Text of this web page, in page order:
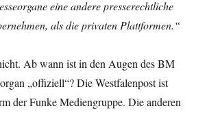
eine andere presserechtliche
als die privaten Plattformen.“
Ab wann ist in den Augen des BM
„offiziell“? Die Westfalenpost ist
der Funke Mediengruppe. Die anderen